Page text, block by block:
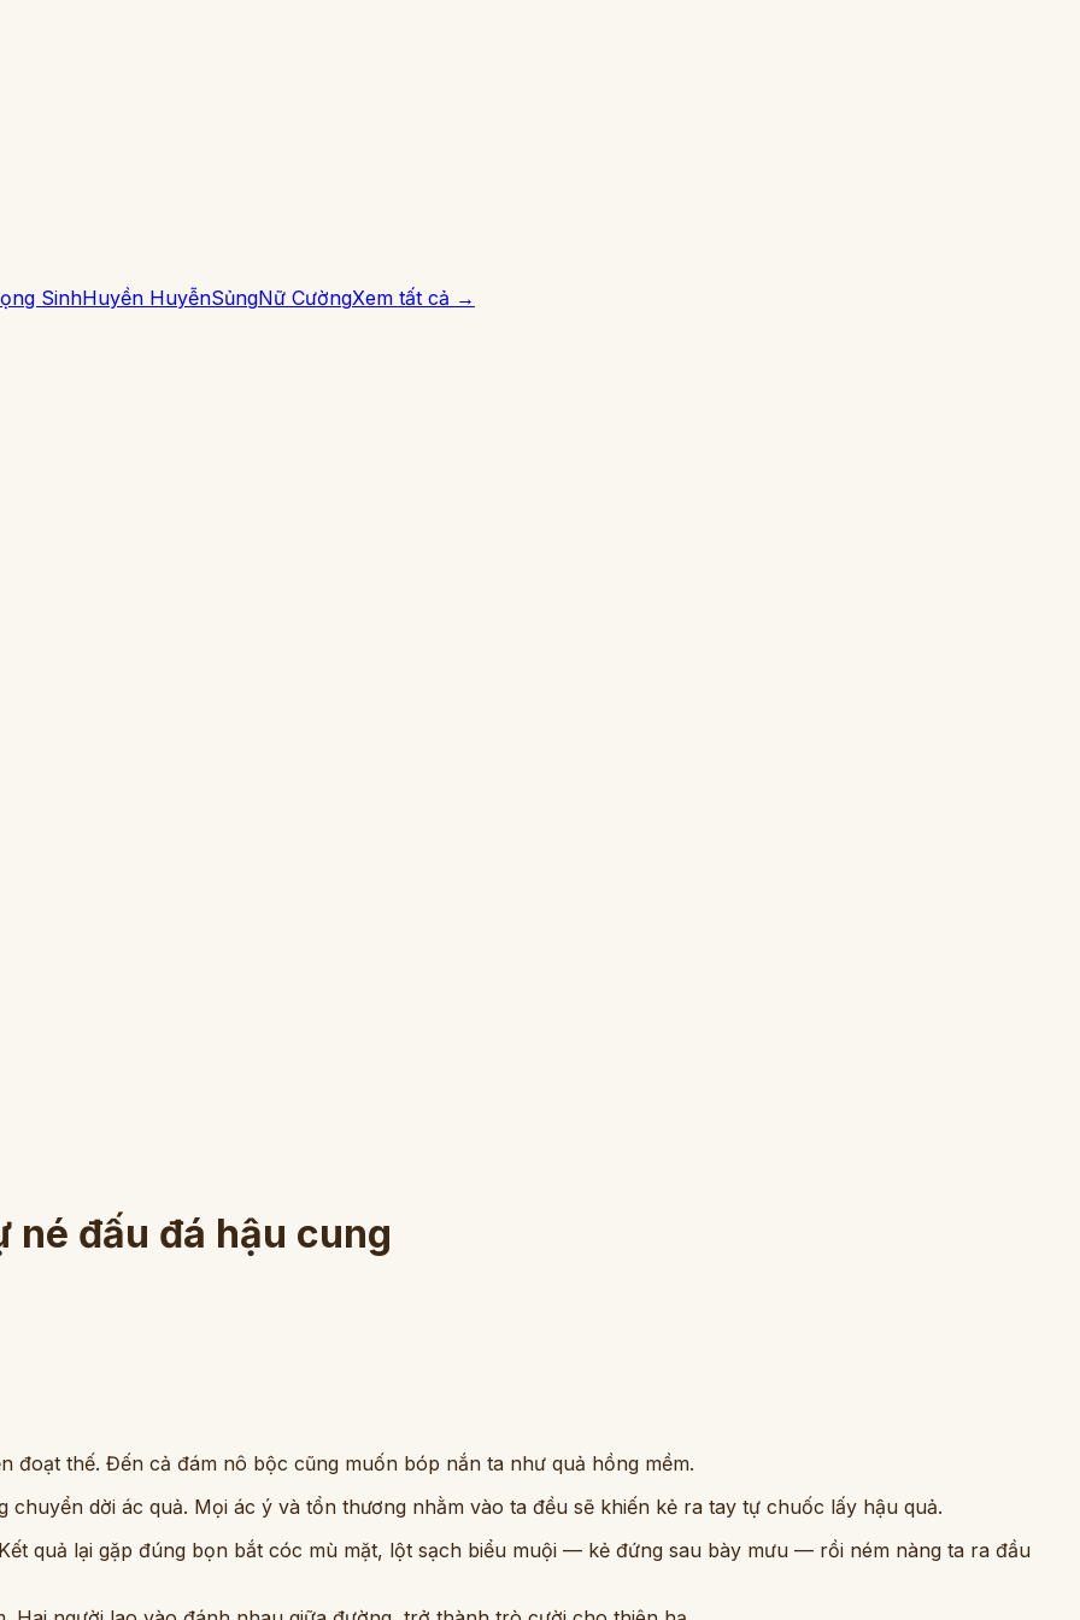
SinhHuyền HuyễnSủngNữ CườngXem tất cả →
né đấu đá hậu cung
đoạt thế. Đến cả đám nô bộc cũng muốn bóp nắn ta như quả hồng mềm.
dời ác quả. Mọi ác ý và tổn thương nhằm vào ta đều sẽ khiến kẻ ra tay tự chuốc lấy hậu quả.
quả lại gặp đúng bọn bắt cóc mù mặt, lột sạch biểu muội — kẻ đứng sau bày mưu — rồi ném nàng ta ra đầu